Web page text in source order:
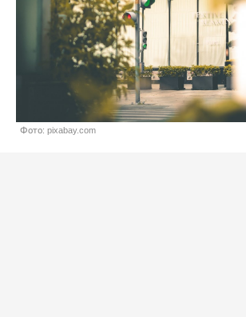
Фото: pixabay.com